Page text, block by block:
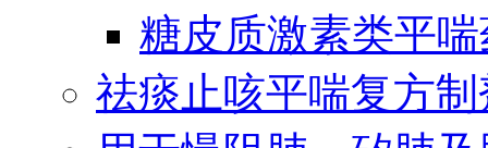
糖皮质激素类平
祛痰止咳平喘复方制